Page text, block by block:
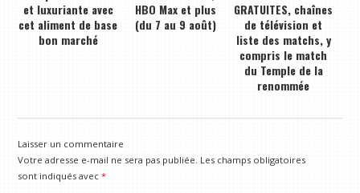
et luxuriante avec
cet aliment de base
bon marché
HBO Max et plus
(du 7 au 9 août)
GRATUITES, chaînes
de télévision et
liste des matchs, y
compris le match
du Temple de la
renommée
Laisser un commentaire
Votre adresse e-mail ne sera pas publiée. Les champs obligatoires
sont indiqués avec*